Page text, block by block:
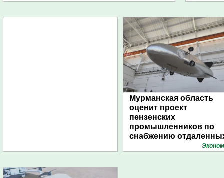
Мурманская область
оценит проект
пензенских
промышленников по
снабжению
поселений с помощью